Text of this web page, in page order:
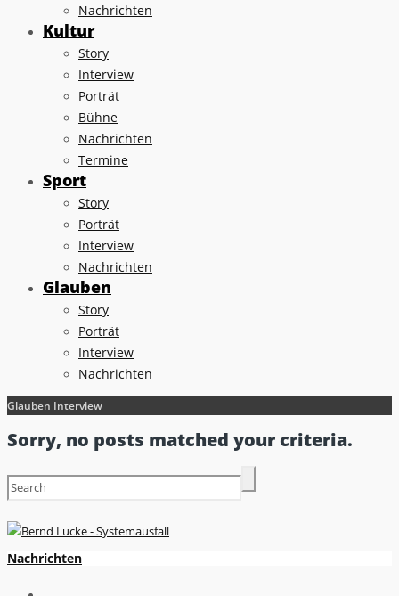
Nachrichten
Kultur
Story
Interview
Porträt
Bühne
Nachrichten
Termine
Sport
Story
Porträt
Interview
Nachrichten
Glauben
Story
Porträt
Interview
Nachrichten
Glauben Interview
Sorry, no posts matched your criteria.
Nachrichten